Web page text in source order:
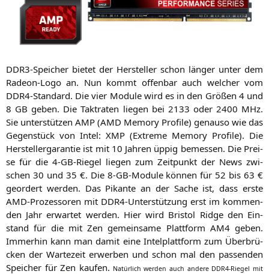
DDR3-Spei­cher bie­tet der Her­stel­ler schon län­ger unter dem
Rade­on-Logo an. Nun kommt offen­bar auch wel­cher vom
DDR4-Stan­dard. Die vier Modu­le wird es in den Grö­ßen 4 und
8 GB geben. Die Takt­ra­ten lie­gen bei 2133 oder 2400 MHz.
Sie unter­stüt­zen AMP (AMD Memo­ry Pro­fi­le) genau­so wie das
Gegen­stück von Intel: XMP (Extre­me Memo­ry Pro­fi­le). Die
Her­stel­ler­ga­ran­tie ist mit 10 Jah­ren üppig bemes­sen. Die Prei­
se für die 4‑GB-Rie­gel lie­gen zum Zeit­punkt der News zwi­
schen 30 und 35 €. Die 8‑GB-Modu­le kön­nen für 52 bis 63 €
geor­dert wer­den. Das Pikan­te an der Sache ist, dass ers­te
AMD-Pro­zes­so­ren mit DDR4-Unter­stüt­zung erst im kom­men­
den Jahr erwar­tet wer­den. Hier wird Bris­tol Ridge den Ein­
stand für die mit Zen gemein­sa­me Platt­form AM4geben.
Immer­hin kann man damit eine Intel­platt­form zum Über­brü­
cken der War­te­zeit erwer­ben und schon mal den pas­sen­den
Spei­cher für Zen kau­fen. Natür­lich wer­den auch ande­re DDR4-Rie­gel mit